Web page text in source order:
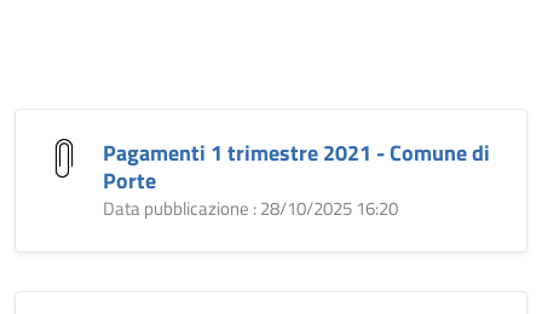
Pagamenti 1 trimestre 2021 - Comune di
Porte
Data pubblicazione : 28/10/2025 16:20